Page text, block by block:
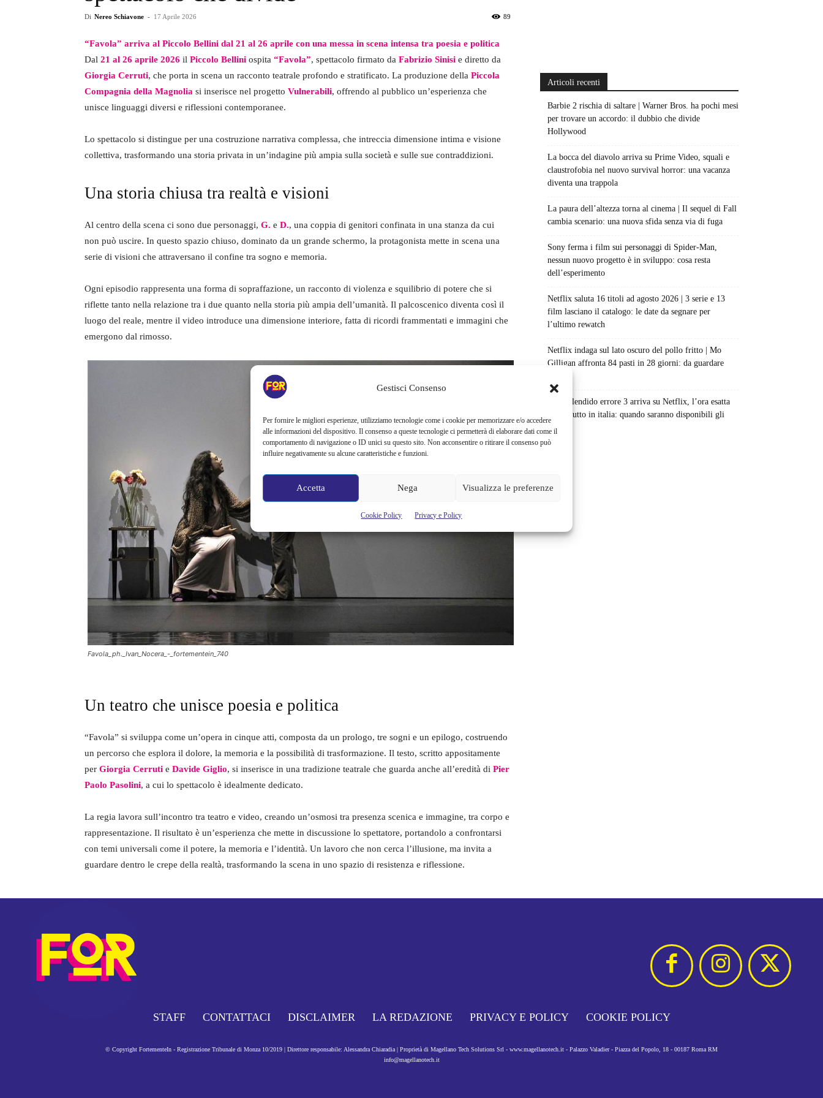
Gestisci Consenso
Per fornire le migliori esperienze, utilizziamo tecnologie come i cookie per memorizzare e/o accedere
alle informazioni del dispositivo. Il consenso a queste tecnologie ci permetterà di elaborare dati come il
comportamento di navigazione o ID unici su questo sito. Non acconsentire o ritirare il consenso può
influire negativamente su alcune caratteristiche e funzioni.
Accetta Nega Visualizza le preferenze
Cookie Policy Privacy e Policy
Di Nereo Schiavone - 17 Aprile 2026 89
“Favola” arriva al Piccolo Bellini dal 21 al 26 aprile con una messa in scena intensa tra poesia e politica
Dal 21 al 26 aprile 2026 il Piccolo Bellini ospita “Favola”, spettacolo firmato da Fabrizio Sinisi e diretto da
Giorgia Cerruti, che porta in scena un racconto teatrale profondo e stratificato. La produzione della Piccola
Compagnia della Magnolia si inserisce nel progetto Vulnerabili, offrendo al pubblico un’esperienza che
unisce linguaggi diversi e riflessioni contemporanee.
Lo spettacolo si distingue per una costruzione narrativa complessa, che intreccia dimensione intima e visione
collettiva, trasformando una storia privata in un’indagine più ampia sulla società e sulle sue contraddizioni.
Una storia chiusa tra realtà e visioni
Al centro della scena ci sono due personaggi, G. e D., una coppia di genitori confinata in una stanza da cui
non può uscire. In questo spazio chiuso, dominato da un grande schermo, la protagonista mette in scena una
serie di visioni che attraversano il confine tra sogno e memoria.
Ogni episodio rappresenta una forma di sopraffazione, un racconto di violenza e squilibrio di potere che si
riflette tanto nella relazione tra i due quanto nella storia più ampia dell’umanità. Il palcoscenico diventa così il
luogo del reale, mentre il video introduce una dimensione interiore, fatta di ricordi frammentati e immagini che
emergono dal rimosso.
Favola_ph._Ivan_Nocera_-_fortementein_740
Un teatro che unisce poesia e politica
“Favola” si sviluppa come un’opera in cinque atti, composta da un prologo, tre sogni e un epilogo, costruendo
un percorso che esplora il dolore, la memoria e la possibilità di trasformazione. Il testo, scritto appositamente
per Giorgia Cerruti e Davide Giglio, si inserisce in una tradizione teatrale che guarda anche all’eredità di Pier
Paolo Pasolini, a cui lo spettacolo è idealmente dedicato.
La regia lavora sull’incontro tra teatro e video, creando un’osmosi tra presenza scenica e immagine, tra corpo e
rappresentazione. Il risultato è un’esperienza che mette in discussione lo spettatore, portandolo a confrontarsi
con temi universali come il potere, la memoria e l’identità. Un lavoro che non cerca l’illusione, ma invita a
guardare dentro le crepe della realtà, trasformando la scena in uno spazio di resistenza e riflessione.
Articoli recenti
Barbie 2 rischia di saltare | Warner Bros. ha pochi mesi
per trovare un accordo: il dubbio che divide
Hollywood
La bocca del diavolo arriva su Prime Video, squali e
claustrofobia nel nuovo survival horror: una vacanza
diventa una trappola
La paura dell’altezza torna al cinema | Il sequel di Fall
cambia scenario: una nuova sfida senza via di fuga
Sony ferma i film sui personaggi di Spider-Man,
nessun nuovo progetto è in sviluppo: cosa resta
dell’esperimento
Netflix saluta 16 titoli ad agosto 2026 | 3 serie e 13
film lasciano il catalogo: le date da segnare per
l’ultimo rewatch
Netflix indaga sul lato oscuro del pollo fritto | Mo
Gilligan affronta 84 pasti in 28 giorni: da guardare
Uno splendido errore 3 arriva su Netflix, l’ora esatta
del debutto in italia: quando saranno disponibili gli
episodi
STAFF CONTATTACI DISCLAIMER LA REDAZIONE PRIVACY E POLICY COOKIE POLICY
© Copyright FortementeIn - Registrazione Tribunale di Monza 10/2019 | Direttore responsabile: Alessandra Chiaradia | Proprietà di Magellano Tech Solutions Srl - www.magellanotech.it - Palazzo Valadier - Piazza del Popolo, 18 - 00187 Roma RM
info@magellanotech.it